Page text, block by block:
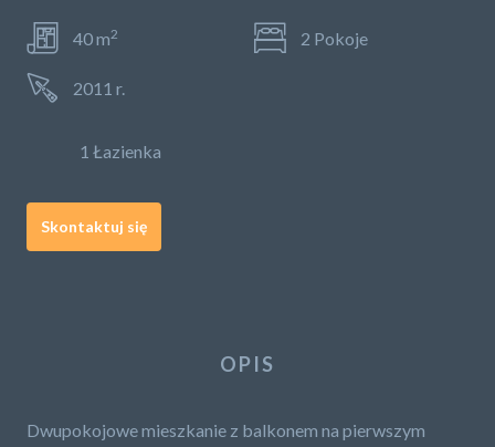
40 m2 2 Pokoje
2011 r.
1 Łazienka
Skontaktuj się
OPIS
Dwupokojowe mieszkanie z balkonem na pierwszym